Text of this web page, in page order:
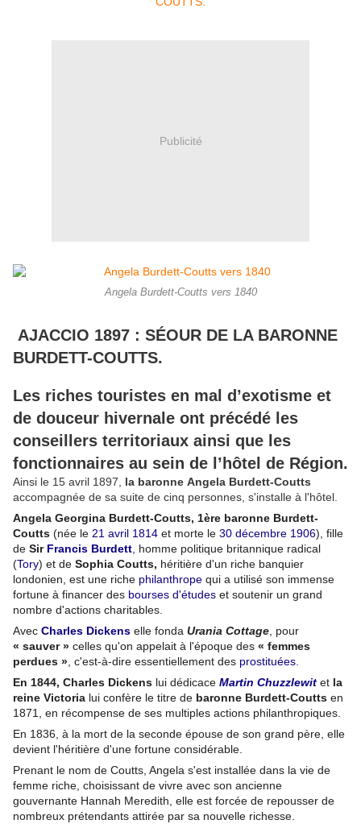
Publicité
Angela Burdett-Coutts vers 1840
AJACCIO 1897 : SÉOUR DE LA BARONNE
BURDETT-COUTTS.
Les riches touristes en mal d’exotisme et
de douceur hivernale ont précédé les
conseillers territoriaux ainsi que les
fonctionnaires au sein de l’hôtel de Région.
Ainsi le 15 avril 1897, la baronne Angela Burdett-Coutts
accompagnée de sa suite de cinq personnes, s'installe à l'hôtel.
Angela Georgina Burdett-Coutts, 1ère baronne Burdett-
Coutts (née le 21 avril 1814 et morte le 30 décembre 1906), fille
de Sir Francis Burdett , homme politique britannique radical
(Tory) et de Sophia Coutts, héritière d'un riche banquier
londonien, est une riche philanthrope qui a utilisé son immense
fortune à financer des bourses d'études et soutenir un grand
nombre d'actions charitables.
Avec Charles Dickens elle fonda Urania Cottage , pour
« sauver » celles qu'on appelait à l'époque des « femmes
perdues » , c'est-à-dire essentiellement des prostituées
En 1844, Charles Dickens lui dédicace Martin Chuzzlewit et la
reine Victoria lui confère le titre de baronne Burdett-Coutts en
1871, en récompense de ses multiples actions philanthropiques.
En 1836, à la mort de la seconde épouse de son grand père, elle
devient l'héritière d'une fortune considérable.
Prenant le nom de Coutts, Angela s'est installée dans la vie de
femme riche, choisissant de vivre avec son ancienne
gouvernante Hannah Meredith, elle est forcée de repousser de
nombreux prétendants attirée par sa nouvelle richesse.